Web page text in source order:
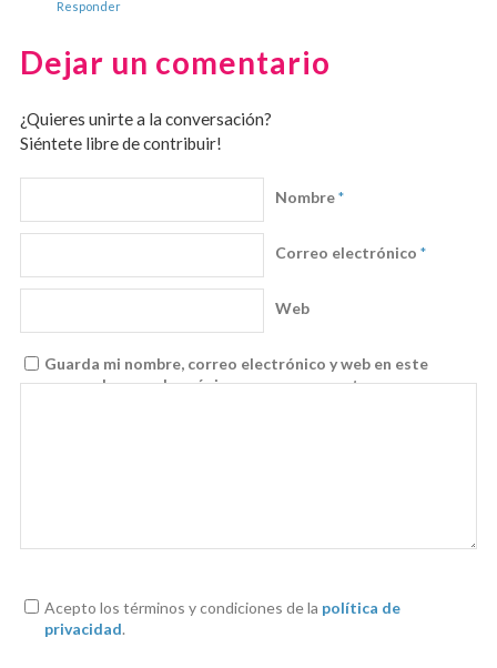
Responder
Dejar un comentario
¿Quieres unirte a la conversación?
Siéntete libre de contribuir!
Nombre*
Correo electrónico *
Web
Guarda mi nombre, correo electrónico y web en este
navegador para la próxima vez que comente.
Acepto los términos y condiciones de la política de
privacidad.